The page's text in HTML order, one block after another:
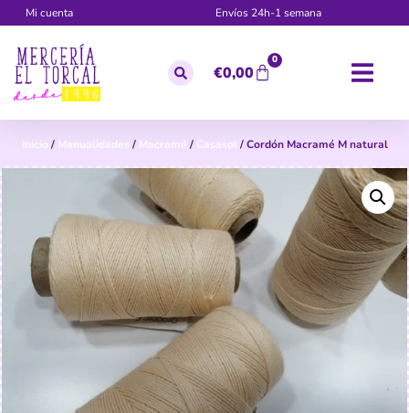
Mi cuenta Envíos 24h-1 semana
€0,00
0
Inicio / Manualidades / Macramé / Casasol/ Cordón Macramé M natural